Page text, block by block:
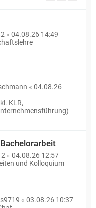
« 04.08.26 14:49
« 04.08.26
KLR,
« 04.08.26 12:57
und Kolloquium
« 03.08.26 10:37